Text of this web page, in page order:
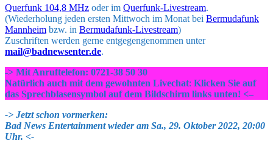
Querfunk 104,8 MHz oder im Querfunk-Livestream.
(Wiederholung jeden ersten Mittwoch im Monat bei Bermudafunk
Mannheim bzw. in Bermudafunk-Livestream)
Zuschriften werden gerne entgegengenommen unter
mail@badnewsenter.de.
-> Mit Anruftelefon: 0721-38 50 30
Natürlich auch mit dem gewohnten Livechat: Klicken Sie auf
das Sprechblasensymbol auf dem Bildschirm links unten! <–
-> Jetzt schon vormerken:
Bad News Entertainment wieder am Sa., 29. Oktober 2022, 20:00
Uhr. <-